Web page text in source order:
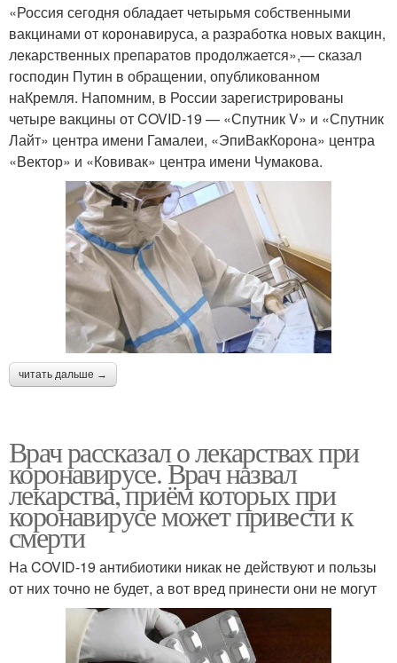
«Россия сегодня обладает четырьмя собственными
вакцинами от коронавируса, а разработка новых вакцин,
лекарственных препаратов продолжается»,— сказал
господин Путин в обращении, опубликованном
наКремля. Напомним, в России зарегистрированы
четыре вакцины от COVID-19 — «Спутник V» и «Спутник
Лайт» центра имени Гамалеи, «ЭпиВакКорона» центра
«Вектор» и «Ковивак» центра имени Чумакова.
читать дальше →
Врач рассказал о лекарствах при
коронавирусе. Врач назвал
лекарства, приём которых при
коронавирусе может привести к
смерти
На COVID-19 антибиотики никак не действуют и пользы
от них точно не будет, а вот вред принести они не могут